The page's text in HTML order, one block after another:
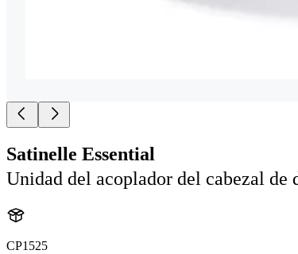
Satinelle Essential
Unidad del acoplador del cabezal de
CP1525